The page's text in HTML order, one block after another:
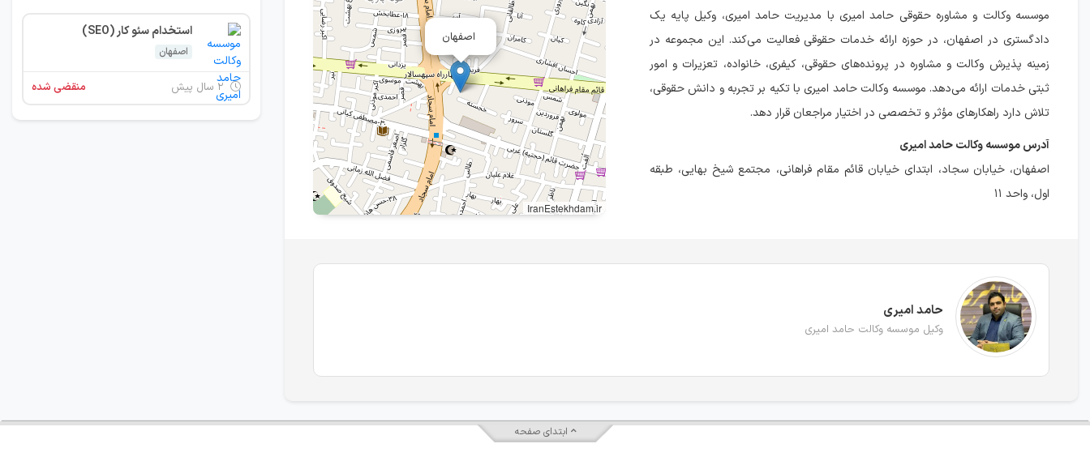
موسسه وکالت و مشاوره حقوقی حامد امیری با مدیریت حامد امیری، وکیل پایه یک
دادگستری در اصفهان، در حوزه ارائه خدمات حقوقی فعالیت می‌کند. این مجموعه در
زمینه پذیرش وکالت و مشاوره در پرونده‌های حقوقی، کیفری، خانواده، تعزیرات و امور
ثبتی خدمات ارائه می‌دهد. موسسه وکالت حامد امیری با تکیه بر تجربه و دانش حقوقی،
تلاش دارد راهکارهای مؤثر و تخصصی در اختیار مراجعان قرار دهد.
آدرس موسسه وکالت حامد امیری
اصفهان، خیابان سجاد، ابتدای خیابان قائم مقام فراهانی، مجتمع شیخ بهایی، طبقه
اول، واحد ۱۱
اصفهان
IranEstekhdam.ir
حامد امیری
وکیل موسسه وکالت حامد امیری
استخدام سئو کار (SEO)
اصفهان
منقضی شده
ابتدای صفحه